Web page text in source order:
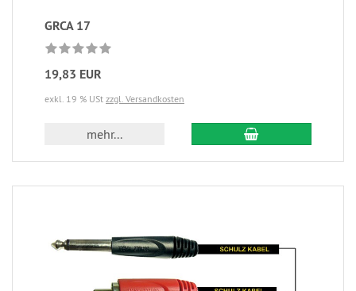
GRCA 17
19,83 EUR
exkl. 19 % USt zzgl. Versandkosten
mehr...